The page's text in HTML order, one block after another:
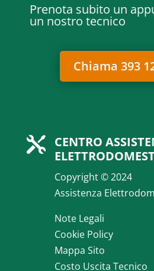
Prenota subito un
un nostro tecnico
Chiama 393
 CENTRO
Copyright © 2024
Assistenza
Note Legali
Cookie Policy
Mappa Sito
Costo Uscita Tecnico